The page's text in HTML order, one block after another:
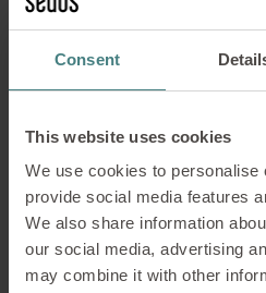
Consent
This website uses cookies
We use cookies to personalise
provide social media features
We also share information
our social media, advertising
may combine it with other
oder Endelementen
Verkettung und ist